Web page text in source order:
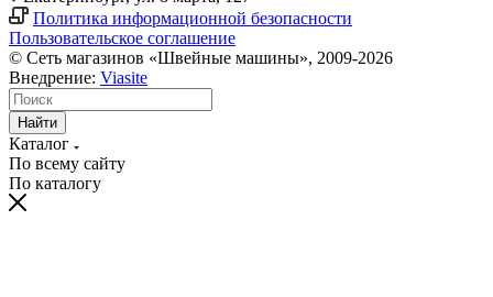
Политика информационной безопасности
Пользовательское соглашение
© Сеть магазинов «Швейные машины», 2009-2026
Внедрение: Viasite
Найти
Каталог
По всему сайту
По каталогу